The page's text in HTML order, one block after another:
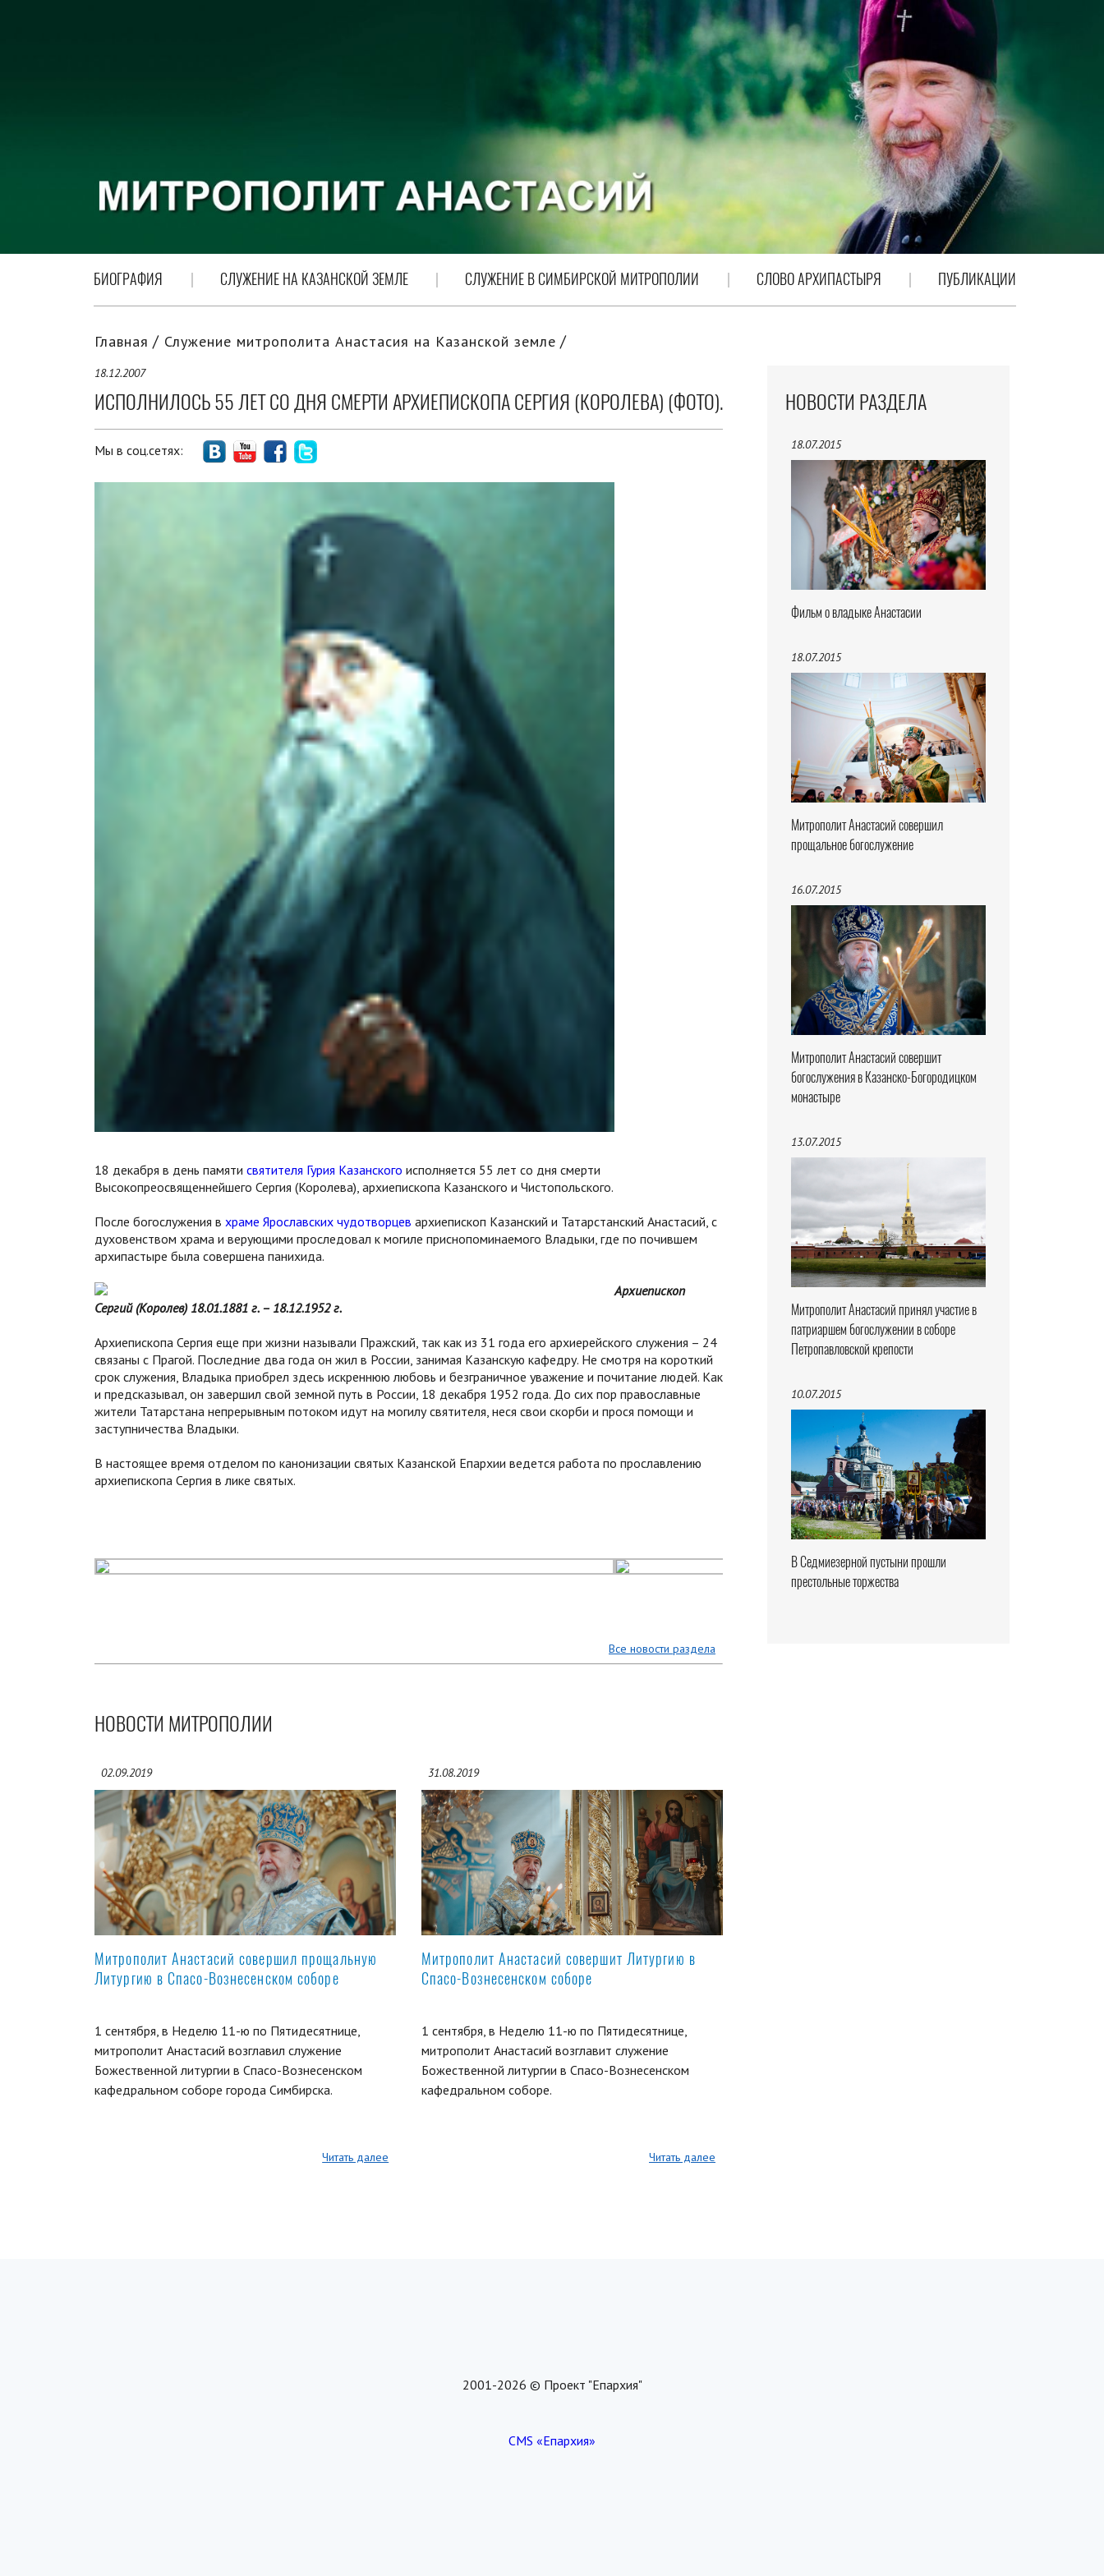
БИОГРАФИЯ СЛУЖЕНИЕ НА КАЗАНСКОЙ ЗЕМЛЕ СЛУЖЕНИЕ В СИМБИРСКОЙ МИТРОПОЛИИ СЛОВО АРХИПАСТЫРЯ ПУБЛИКАЦИИ
НОВОСТИ РАЗДЕЛА
18.07.2015
Фильм о владыке Анастасии
18.07.2015
Митрополит Анастасий совершил
прощальное богослужение
16.07.2015
Митрополит Анастасий совершит
богослужения в Казанско-Богородицком
монастыре
13.07.2015
Митрополит Анастасий принял участие в
патриаршем богослужении в соборе
Петропавловской крепости
10.07.2015
В Седмиезерной пустыни прошли
престольные торжества
Главная Служение митрополита Анастасия на Казанской земле
18.12.2007
ИСПОЛНИЛОСЬ 55 ЛЕТ СО ДНЯ СМЕРТИ АРХИЕПИСКОПА СЕРГИЯ (КОРОЛЕВА) (ФОТО).
Мы в соц.сетях:
18 декабря в день памяти святителя Гурия Казанского исполняется 55 лет со дня смерти
Высокопреосвященнейшего Сергия (Королева), архиепископа Казанского и Чистопольского.
После богослужения в храме Ярославских чудотворцев архиепископ Казанский и Татарстанский Анастасий, с
духовенством храма и верующими проследовал к могиле приснопоминаемого Владыки, где по почившем
архипастыре была совершена панихида.
Архиепископ
Сергий (Королев) 18.01.1881 г. – 18.12.1952 г.
Архиепископа Сергия еще при жизни называли Пражский, так как из 31 года его архиерейского служения – 24
связаны с Прагой. Последние два года он жил в России, занимая Казанскую кафедру. Не смотря на короткий
срок служения, Владыка приобрел здесь искреннюю любовь и безграничное уважение и почитание людей. Как
и предсказывал, он завершил свой земной путь в России, 18 декабря 1952 года. До сих пор православные
жители Татарстана непрерывным потоком идут на могилу святителя, неся свои скорби и прося помощи и
заступничества Владыки.
В настоящее время отделом по канонизации святых Казанской Епархии ведется работа по прославлению
архиепископа Сергия в лике святых.
Все новости раздела
НОВОСТИ МИТРОПОЛИИ
02.09.2019
Митрополит Анастасий совершил прощальную
Литургию в Спасо-Вознесенском соборе
1 сентября, в Неделю 11-ю по Пятидесятнице,
митрополит Анастасий возглавил служение
Божественной литургии в Спасо-Вознесенском
кафедральном соборе города Симбирска.
Читать далее
31.08.2019
Митрополит Анастасий совершит Литургию в
Спасо-Вознесенском соборе
1 сентября, в Неделю 11-ю по Пятидесятнице,
митрополит Анастасий возглавит служение
Божественной литургии в Спасо-Вознесенском
кафедральном соборе.
Читать далее
2001-2026 © Проект "Епархия"
CMS «Епархия»